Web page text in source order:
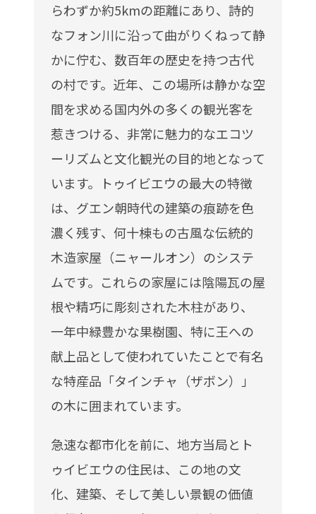
らわずか約5kmの距離にあり、詩的
なフォン川に沿って曲がりくねって静
かに佇む、数百年の歴史を持つ古代
の村です。近年、この場所は静かな空
間を求める国内外の多くの観光客を
惹きつける、非常に魅力的なエコツ
ーリズムと文化観光の目的地となって
います。トゥイビエウの最大の特徴
は、グエン朝時代の建築の痕跡を色
濃く残す、何十棟もの古風な伝統的
木造家屋（ニャールオン）のシステ
ムです。これらの家屋には陰陽瓦の屋
根や精巧に彫刻された木柱があり、
一年中緑豊かな果樹園、特に王への
献上品として使われていたことで有名
な特産品「タインチャ（ザボン）」
の木に囲まれています。
急速な都市化を前に、地方当局とト
ゥイビエウの住民は、この地の文
化、建築、そして美しい景観の価値